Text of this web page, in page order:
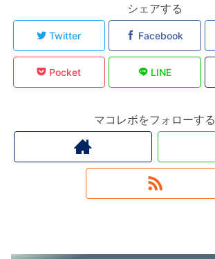
シェアする
Twitter Facebook
Pocket LINE
マコレボをフォローする